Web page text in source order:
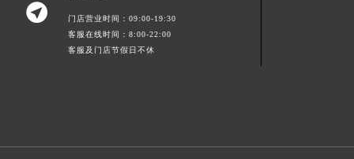

门店营业时间：09:00-19:30
客服在线时间：8:00-22:00
客服及门店节假日不休